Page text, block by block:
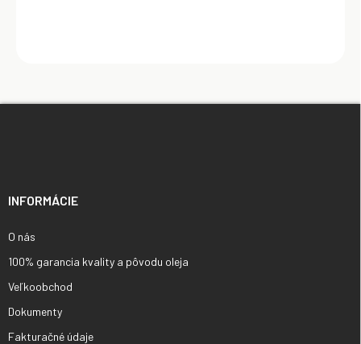
INFORMÁCIE
O nás
100% garancia kvality a pôvodu oleja
Veľkoobchod
Dokumenty
Fakturačné údaje